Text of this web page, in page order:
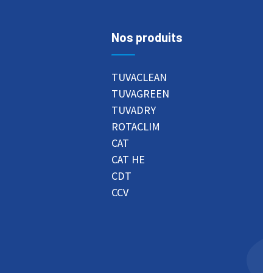
Nos produits
TUVACLEAN
TUVAGREEN
TUVADRY
ROTACLIM
CAT
CAT HE
CDT
CCV